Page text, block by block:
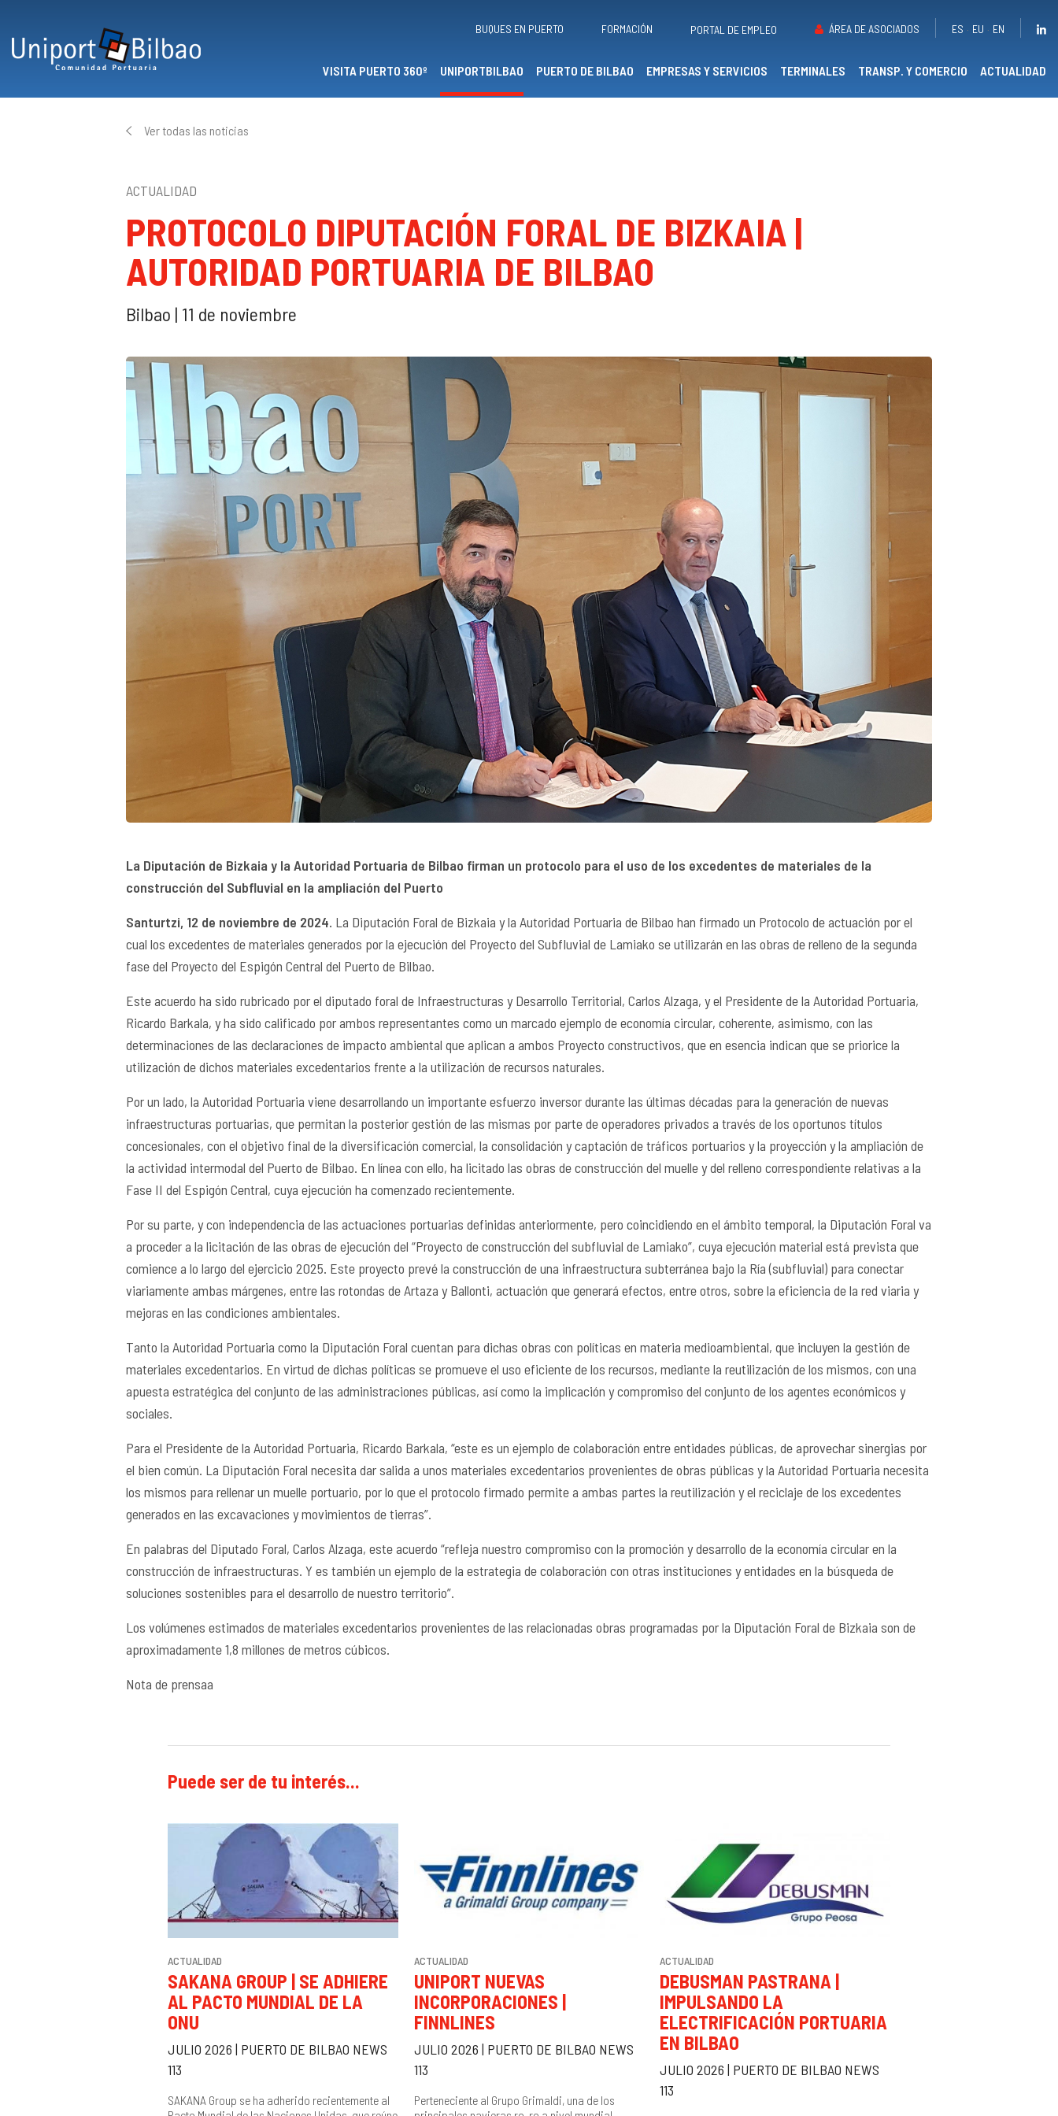
BUQUES EN PUERTO FORMACIÓN PORTAL DE EMPLEO ÁREA DE ASOCIADOS ES EU EN
VISITA PUERTO 360º UNIPORTBILBAO PUERTO DE BILBAO EMPRESAS Y SERVICIOS TERMINALES TRANSP. Y COMERCIO ACTUALIDAD
Ver todas las noticias
ACTUALIDAD
PROTOCOLO DIPUTACIÓN FORAL DE BIZKAIA |
AUTORIDAD PORTUARIA DE BILBAO
Bilbao | 11 de noviembre
La Diputación de Bizkaia y la Autoridad Portuaria de Bilbao firman un protocolo para el uso de los excedentes de materiales de la
construcción del Subfluvial en la ampliación del Puerto
Santurtzi, 12 de noviembre de 2024. La Diputación Foral de Bizkaia y la Autoridad Portuaria de Bilbao han firmado un Protocolo de actuación por el
cual los excedentes de materiales generados por la ejecución del Proyecto del Subfluvial de Lamiako se utilizarán en las obras de relleno de la segunda
fase del Proyecto del Espigón Central del Puerto de Bilbao.
Este acuerdo ha sido rubricado por el diputado foral de Infraestructuras y Desarrollo Territorial, Carlos Alzaga, y el Presidente de la Autoridad Portuaria,
Ricardo Barkala, y ha sido calificado por ambos representantes como un marcado ejemplo de economía circular, coherente, asimismo, con las
determinaciones de las declaraciones de impacto ambiental que aplican a ambos Proyecto constructivos, que en esencia indican que se priorice la
utilización de dichos materiales excedentarios frente a la utilización de recursos naturales.
Por un lado, la Autoridad Portuaria viene desarrollando un importante esfuerzo inversor durante las últimas décadas para la generación de nuevas
infraestructuras portuarias, que permitan la posterior gestión de las mismas por parte de operadores privados a través de los oportunos títulos
concesionales, con el objetivo final de la diversificación comercial, la consolidación y captación de tráficos portuarios y la proyección y la ampliación de
la actividad intermodal del Puerto de Bilbao. En línea con ello, ha licitado las obras de construcción del muelle y del relleno correspondiente relativas a la
Fase II del Espigón Central, cuya ejecución ha comenzado recientemente.
Por su parte, y con independencia de las actuaciones portuarias definidas anteriormente, pero coincidiendo en el ámbito temporal, la Diputación Foral va
a proceder a la licitación de las obras de ejecución del “Proyecto de construcción del subfluvial de Lamiako”, cuya ejecución material está prevista que
comience a lo largo del ejercicio 2025. Este proyecto prevé la construcción de una infraestructura subterránea bajo la Ría (subfluvial) para conectar
viariamente ambas márgenes, entre las rotondas de Artaza y Ballonti, actuación que generará efectos, entre otros, sobre la eficiencia de la red viaria y
mejoras en las condiciones ambientales.
Tanto la Autoridad Portuaria como la Diputación Foral cuentan para dichas obras con políticas en materia medioambiental, que incluyen la gestión de
materiales excedentarios. En virtud de dichas políticas se promueve el uso eficiente de los recursos, mediante la reutilización de los mismos, con una
apuesta estratégica del conjunto de las administraciones públicas, así como la implicación y compromiso del conjunto de los agentes económicos y
sociales.
Para el Presidente de la Autoridad Portuaria, Ricardo Barkala, “este es un ejemplo de colaboración entre entidades públicas, de aprovechar sinergias por
el bien común. La Diputación Foral necesita dar salida a unos materiales excedentarios provenientes de obras públicas y la Autoridad Portuaria necesita
los mismos para rellenar un muelle portuario, por lo que el protocolo firmado permite a ambas partes la reutilización y el reciclaje de los excedentes
generados en las excavaciones y movimientos de tierras”.
En palabras del Diputado Foral, Carlos Alzaga, este acuerdo “refleja nuestro compromiso con la promoción y desarrollo de la economía circular en la
construcción de infraestructuras. Y es también un ejemplo de la estrategia de colaboración con otras instituciones y entidades en la búsqueda de
soluciones sostenibles para el desarrollo de nuestro territorio”.
Los volúmenes estimados de materiales excedentarios provenientes de las relacionadas obras programadas por la Diputación Foral de Bizkaia son de
aproximadamente 1,8 millones de metros cúbicos.
Nota de prensaa
Puede ser de tu interés...
ACTUALIDAD
SAKANA GROUP | SE ADHIERE
AL PACTO MUNDIAL DE LA
ONU
JULIO 2026 | PUERTO DE BILBAO NEWS
113
SAKANA Group se ha adherido recientemente al
ACTUALIDAD
UNIPORT NUEVAS
INCORPORACIONES |
FINNLINES
JULIO 2026 | PUERTO DE BILBAO NEWS
113
Perteneciente al Grupo Grimaldi, una de los
ACTUALIDAD
DEBUSMAN PASTRANA |
IMPULSANDO LA
ELECTRIFICACIÓN PORTUARIA
EN BILBAO
JULIO 2026 | PUERTO DE BILBAO NEWS
113